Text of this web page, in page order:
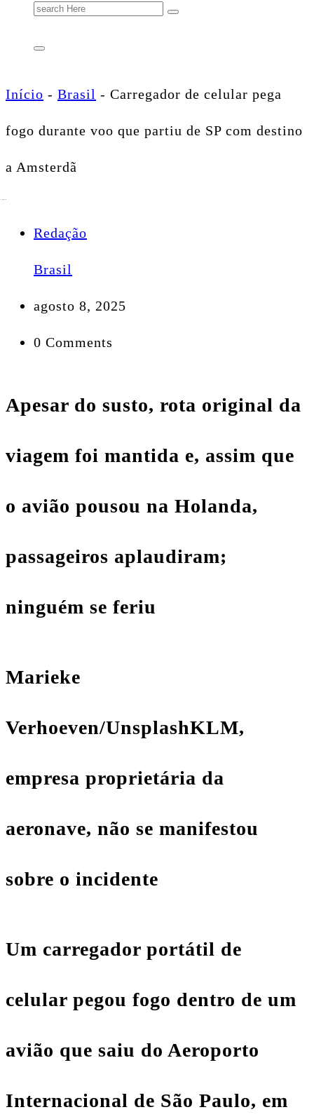
Search
for:
Início - Brasil - Carregador de celular pega
fogo durante voo que partiu de SP com destino
a Amsterdã
Redação
Brasil
agosto 8, 2025
0 Comments
Apesar do susto, rota original da
viagem foi mantida e, assim que
o avião pousou na Holanda,
passageiros aplaudiram;
ninguém se feriu
Marieke
Verhoeven/UnsplashKLM,
empresa proprietária da
aeronave, não se manifestou
sobre o incidente
Um carregador portátil de
celular pegou fogo dentro de um
avião que saiu do Aeroporto
Internacional de São Paulo, em